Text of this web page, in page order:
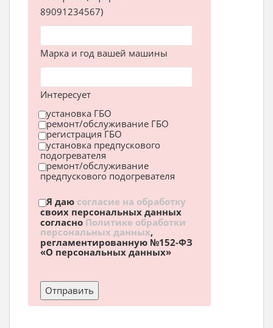
89091234567)
Марка и год вашей машины
Интересует
установка ГБО
ремонт/обслуживание ГБО
регистрация ГБО
установка предпускового
подогревателя
ремонт/обслуживание
предпускового подогревателя
Я даю согласие на обработку
своих персональных данных
согласно Политике обработки
персональных данных,
регламентированную №152-ФЗ
«О персональных данных»